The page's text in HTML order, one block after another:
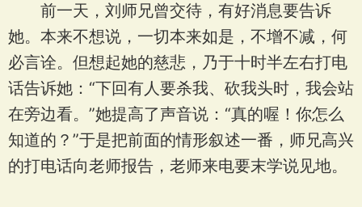
前一天，刘师兄曾交待，有好消息要告诉
她。本来不想说，一切本来如是，不增不减，何
必言诠。但想起她的慈悲，乃于十时半左右打电
话告诉她：“下回有人要杀我、砍我头时，我会站
在旁边看。”她提高了声音说：“真的喔！你怎么
知道的？”于是把前面的情形叙述一番，师兄高兴
的打电话向老师报告，老师来电要末学说见地。